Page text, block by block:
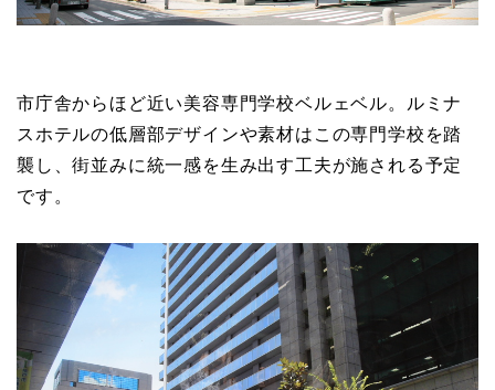
市庁舎からほど近い美容専門学校ベルェベル。ルミナ
スホテルの低層部デザインや素材はこの専門学校を踏
襲し、街並みに統一感を生み出す工夫が施される予定
です。